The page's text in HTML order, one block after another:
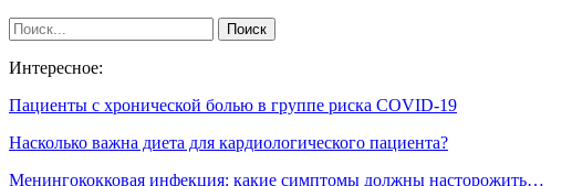
Интересное:
Пациенты с хронической болью в группе риска COVID-19
Насколько важна диета для кардиологического пациента?
Менингококковая инфекция: какие симптомы должны насторожить…